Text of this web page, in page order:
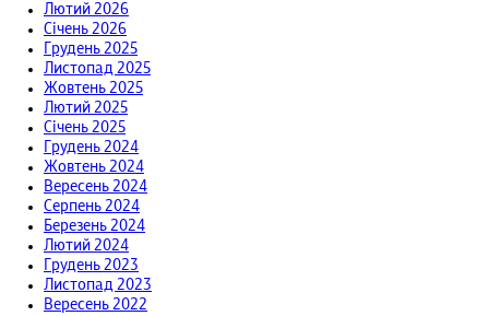
Лютий 2026
Січень 2026
Грудень 2025
Листопад 2025
Жовтень 2025
Лютий 2025
Січень 2025
Грудень 2024
Жовтень 2024
Вересень 2024
Серпень 2024
Березень 2024
Лютий 2024
Грудень 2023
Листопад 2023
Вересень 2022